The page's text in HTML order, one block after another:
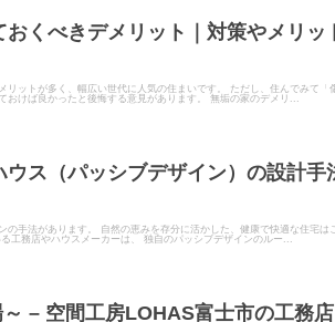
くべきデメリット｜対策やメリッ
リットが多く、幅広い世代に人気の住まいです。 ただし、住んでみて「
おけば良かったと後悔する意見があります。 無垢の家のデメリ...
ウス（パッシブデザイン）の設計手
の手法があります。 自然の恵みを存分に活かした、健康で快適な住宅は
工務店やハウスメーカーは、 独自のパッシブデザインのルー...
– 空間工房LOHAS富士市の工務